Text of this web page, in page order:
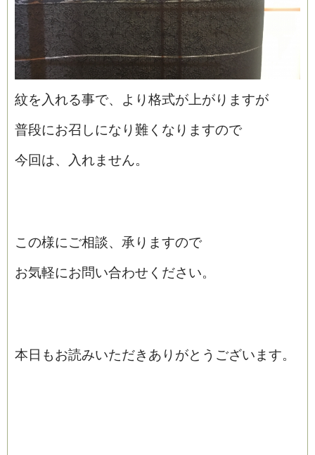
紋を入れる事で、より格式が上がりますが
普段にお召しになり難くなりますので
今回は、入れません。
この様にご相談、承りますので
お気軽にお問い合わせください。
本日もお読みいただきありがとうございます。